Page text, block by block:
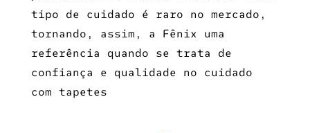
tipo de cuidado é raro no mercado,
tornando, assim, a Fênix uma
referência quando se trata de
confiança e qualidade no cuidado
com tapetes